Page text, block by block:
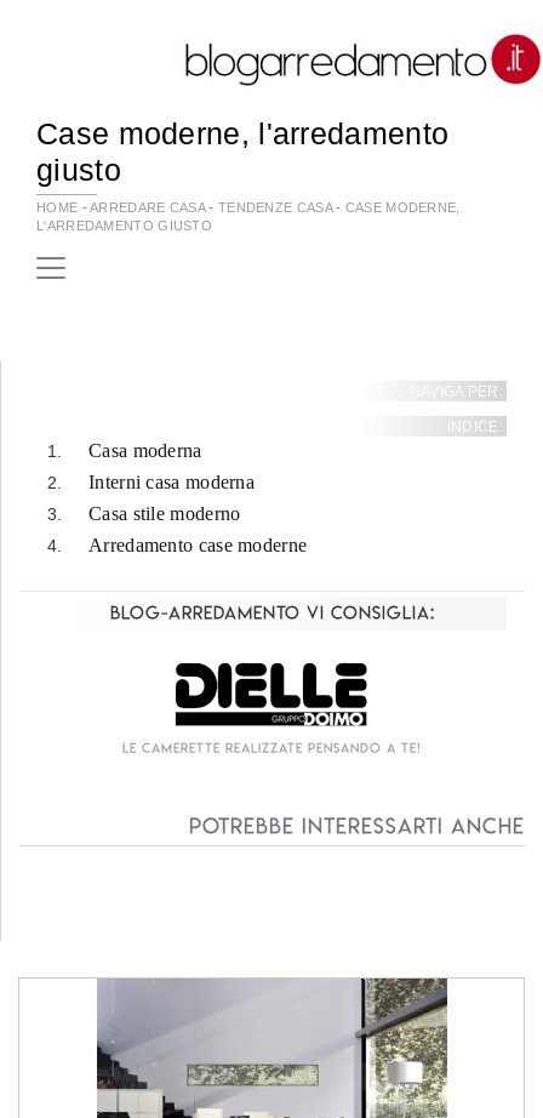
Case moderne, l'arredamento
giusto
HOME -ARREDARE CASA- TENDENZE CASA - CASE MODERNE,
L'ARREDAMENTO GIUSTO
NAVIGA PER:
INDICE:
Casa moderna
Interni casa moderna
Casa stile moderno
Arredamento case moderne
Blog-Arredamento vi consiglia:
Le camerette realizzate pensando a te!
Potrebbe interessarti anche